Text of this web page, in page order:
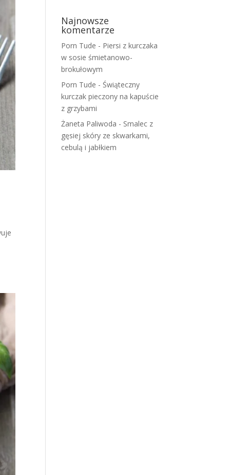
Najnowsze
komentarze
Porn Tude - Piersi z kurczaka
w sosie śmietanowo-
brokułowym
Porn Tude -Świąteczny
kurczak pieczony na kapuście
z grzybami
Żaneta Paliwoda - Smalec z
gęsiej skóry ze skwarkami,
cebulą i jabłkiem